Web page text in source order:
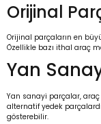
Orijinal
Orijinal parçaların en
Özellikle bazı ithal araç
Yan
Yan sanayi parçalar, araç
alternatif yedek
gösterebilir.